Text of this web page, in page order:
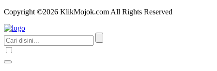
Copyright ©2026 KlikMojok.com All Rights Reserved